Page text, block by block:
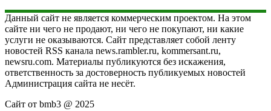
Данный сайт не является коммерческим проектом. На этом
сайте ни чего не продают, ни чего не покупают, ни какие
услуги не оказываются. Сайт представляет собой ленту
новостей RSS канала news.rambler.ru, kommersant.ru,
newsru.com. Материалы публикуются без искажения,
ответственность за достоверность публикуемых новостей
Администрация сайта не несёт.
Сайт от bmb3 @ 2025